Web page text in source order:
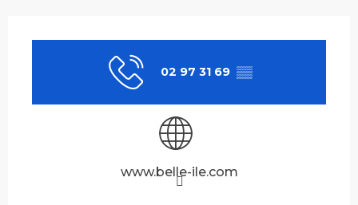
02 97 31 69 ▒▒
www.belle-ile.com